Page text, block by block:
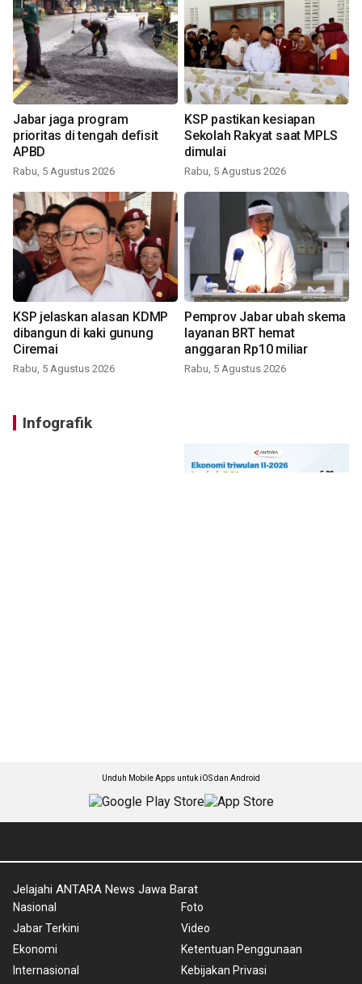
Jabar jaga program
prioritas di tengah defisit
APBD
Rabu, 5 Agustus 2026
KSP pastikan kesiapan
Sekolah Rakyat saat MPLS
dimulai
Rabu, 5 Agustus 2026
KSP jelaskan alasan KDMP
dibangun di kaki gunung
Ciremai
Rabu, 5 Agustus 2026
Pemprov Jabar ubah skema
layanan BRT hemat
anggaran Rp10 miliar
Rabu, 5 Agustus 2026
Infografik
Unduh Mobile Apps untuk iOS dan Android
Jelajahi ANTARA News Jawa Barat
Nasional
Jabar Terkini
Ekonomi
Internasional
Foto
Video
Ketentuan Penggunaan
Kebijakan Privasi